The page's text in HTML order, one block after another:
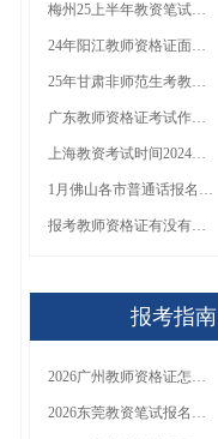
梅州25上半年教资笔试准考证打印于3月3日10点开始！
24年阳江教师资格证面试上半年报名时间 具体几月几号
25年甘肃非师范生考教资有新安排？条件、流程一览！
广东教师资格证考试作文评分细则是什么
上海教资考试时间2024上半年安排表 具体几号几点
1月佛山各市普通话报名时间及条件已定！
报考教师资格证有没有年龄限制？
报考指南
2026广州教师资格证怎么报名入口在哪里
2026东莞教资笔试报名入口在哪里